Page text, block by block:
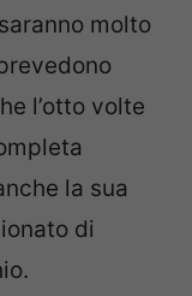
molto
l’otto volte
la sua
di